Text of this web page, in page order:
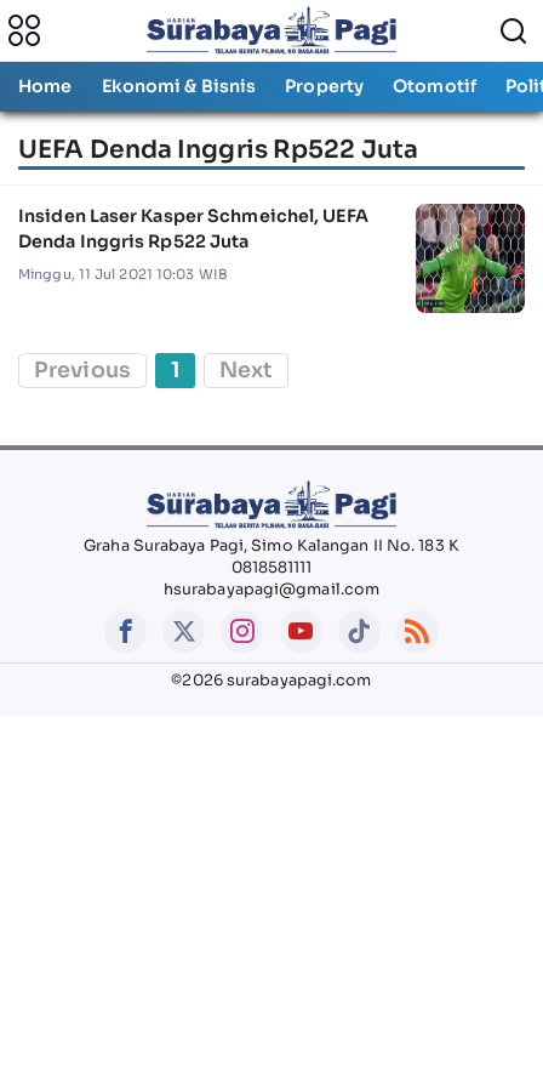
Home Ekonomi & Bisnis Property Otomotif
UEFA Denda Inggris Rp522 Juta
Insiden Laser Kasper Schmeichel, UEFA
Denda Inggris Rp522 Juta
Minggu, 11 Jul 2021 10:03 WIB
Previous 1 Next
Graha Surabaya Pagi, Simo Kalangan II No. 183 K
0818581111
hsurabayapagi@gmail.com
©2026 surabayapagi.com